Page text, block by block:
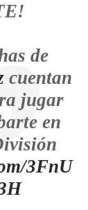
de
cuentan
jugar
en
3FnU